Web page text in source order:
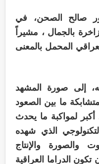
صالح الصحن، في
بالجمال ، مشيراً
المحمل بالمعنى
إلى صورة المشهد
ما بين الصعود
أكبر لمواكبة ما يحدث
الذي شهده
والصورة والإنتاج
الدراما العراقية